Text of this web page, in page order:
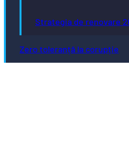
Strategia de renovare
Zero toleranță la corupție